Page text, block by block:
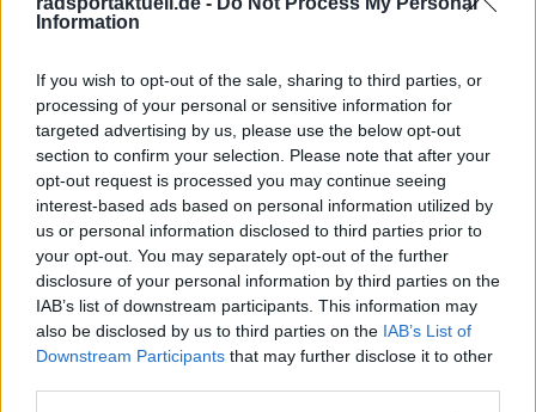
Information
If you wish to opt-out of the sale, sharing to third parties, or
processing of your personal or sensitive information for
targeted advertising by us, please use the below opt-out
section to confirm your selection. Please note that after your
opt-out request is processed you may continue seeing
interest-based ads based on personal information utilized by
us or personal information disclosed to third parties prior to
your opt-out. You may separately opt-out of the further
disclosure of your personal information by third parties on the
IAB’s list of downstream participants. This information may
also be disclosed by us to third parties on the IAB’s List of
Downstream Participants that may further disclose it to other
Weltmeister habe die Konkurrenz beim
Etappensieg in Rom getäuscht
30 April 2026
Mehr Artikel
Gerade In
Medizinischer Bericht und Aufgaben Tour de France
Femmes 2026, Etappe 7 – Anna van der Breggen
steigt aus dem Rennen aus
Aug 07, 18:36
Tour de France Femmes 2026: Gesamtwertung nach
der 7. Etappe – Niewiadoma übernimmt Gelb mit 15
Sekunden Vorsprung auf Vollering